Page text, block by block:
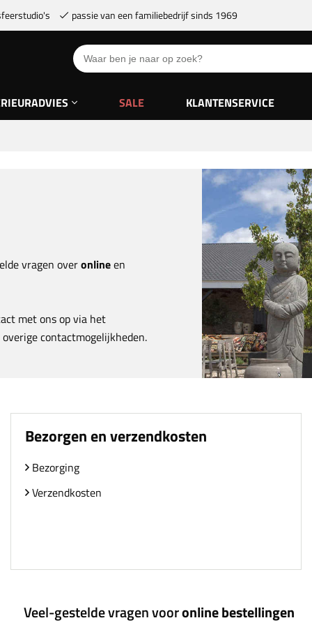
passie van een familiebedrijf sinds 1969
SALE KLANTENSERVICE
vragen overonlineen
met ons op via het
contactmogelijkheden.
Bezorgen en verzendkosten
Bezorging
Verzendkosten
Veel-gestelde vragen vooronline bestellingen